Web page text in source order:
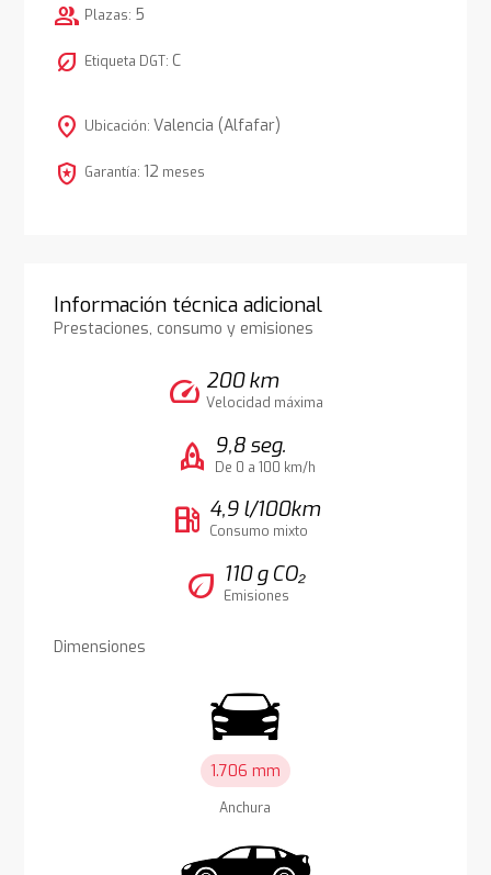
group Plazas: 5
nest_eco_leaf Etiqueta DGT: C
location_on Ubicación: Valencia (Alfafar)
local_police Garantía: 12 meses
Información técnica adicional
Prestaciones, consumo y emisiones
speed 200 km
Velocidad máxima
rocket 9,8 seg.
De 0 a 100 km/h
local_gas_station 4,9 l/100km
Consumo mixto
eco 110 g CO₂
Emisiones
Dimensiones
1.706 mm
Anchura